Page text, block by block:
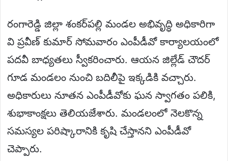
రంగారెడ్డి జిల్లా శంకర్‌పల్లి మండల అభివృద్ధి అధికారిగా
వి ప్రవీణ్ కుమార్ సోమవారం ఎంపీడీవో కార్యాలయంలో
పదవీ బాధ్యతలు స్వీకరించారు. ఆయన జిల్లేడ్ చౌదర్
గూడ మండలం నుంచి బదిలీపై ఇక్కడికి వచ్చారు.
అధికారులు నూతన ఎంపీడీవోకు ఘన స్వాగతం పలికి,
శుభాకాంక్షలు తెలియజేశారు. మండలంలో నెలకొన్న
సమస్యల పరిష్కారానికి కృషి చేస్తానని ఎంపీడీవో
చెప్పారు.